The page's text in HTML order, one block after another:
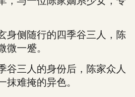
侧随行的四季谷三人，陈
微一蹙。
三人的身份后，陈家众人
抹难掩的异色。